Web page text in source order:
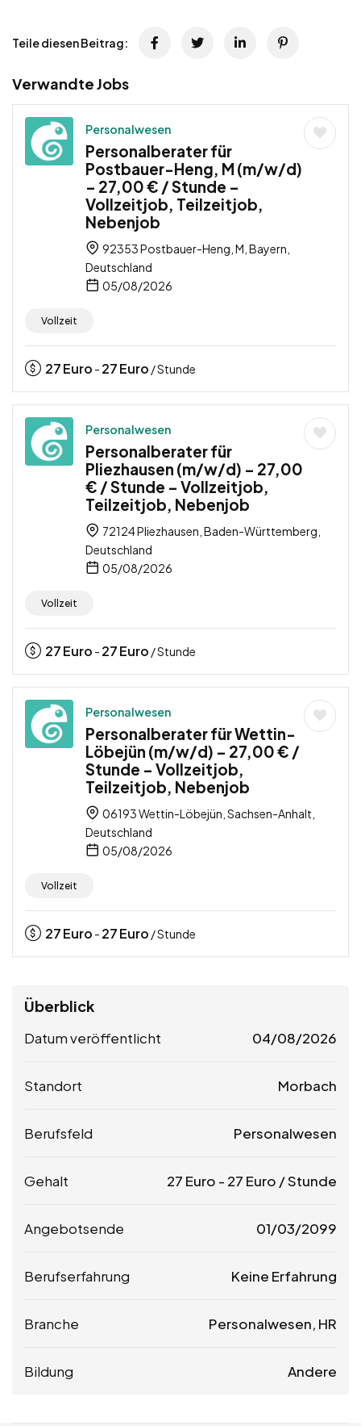
Teile diesen Beitrag:
Verwandte Jobs
Personalwesen
Personalberater für
Postbauer-Heng, M (m/w/d)
– 27,00 € / Stunde –
Vollzeitjob, Teilzeitjob,
Nebenjob
92353 Postbauer-Heng, M, Bayern,
Deutschland
05/08/2026
Vollzeit
27Euro - 27Euro / Stunde
Personalwesen
Personalberater für
Pliezhausen (m/w/d) – 27,00
€ / Stunde – Vollzeitjob,
Teilzeitjob, Nebenjob
72124 Pliezhausen, Baden-Württemberg,
Deutschland
05/08/2026
Vollzeit
27Euro - 27Euro / Stunde
Personalwesen
Personalberater für Wettin-
Löbejün (m/w/d) – 27,00 € /
Stunde – Vollzeitjob,
Teilzeitjob, Nebenjob
06193 Wettin-Löbejün, Sachsen-Anhalt,
Deutschland
05/08/2026
Vollzeit
27Euro - 27Euro / Stunde
Überblick
Datum veröffentlicht 04/08/2026
Standort Morbach
Berufsfeld Personalwesen
Gehalt 27 Euro - 27 Euro / Stunde
Angebotsende 01/03/2099
Berufserfahrung Keine Erfahrung
Branche Personalwesen, HR
Bildung Andere